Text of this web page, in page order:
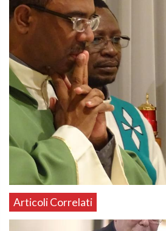
Articoli Correlati